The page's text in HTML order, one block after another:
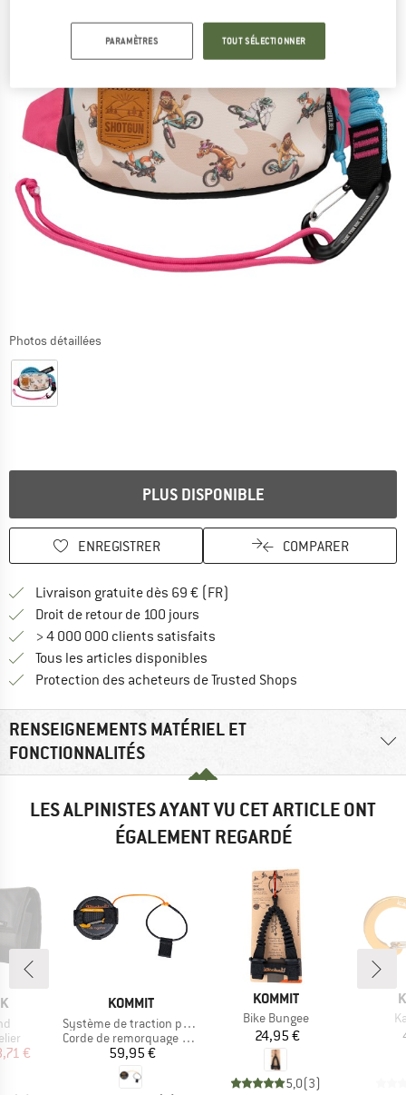
Photos détaillées
PLUS DISPONIBLE
ENREGISTRER COMPARER
Livraison gratuite dès 69 € (FR)
Droit de retour de 100 jours
> 4 000 000 clients satisfaits
Tous les articles disponibles
Protection des acheteurs de Trusted Shops
RENSEIGNEMENTS MATÉRIEL ET
FONCTIONNALITÉS
LES ALPINISTES AYANT VU CET ARTICLE ONT
ÉGALEMENT REGARDÉ
réduit
€
MARQUE
KOMMIT
Article
Système de traction pour vélo
Product group
Corde de remorquage vélo
Prix
59,95 €
MARQUE
KOMMIT
Article
Bike Bungee
Prix
24,95 €
5,0(3)
PARAMÈTRES TOUT SÉLECTIONNER